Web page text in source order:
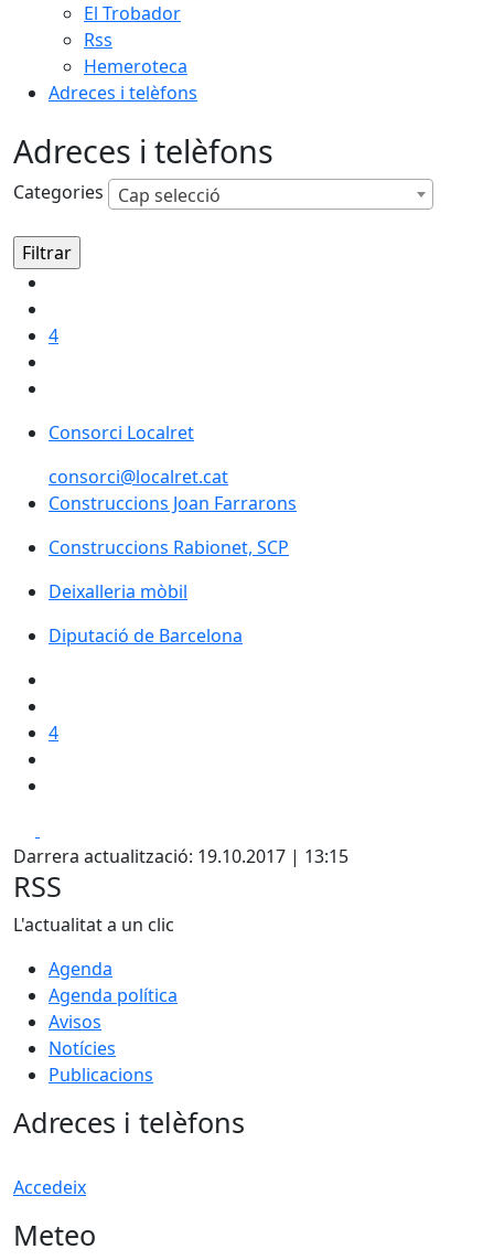
El Trobador
Rss
Hemeroteca
Adreces i telèfons
Adreces i telèfons
Categories Cap selecció
4
Consorci Localret
consorci@localret.cat
Construccions Joan Farrarons
Construccions Rabionet, SCP
Deixalleria mòbil
Diputació de Barcelona
Diputació de Barcelona
4
Darrera actualització: 19.10.2017 | 13:15
RSS
L'actualitat a un clic
Agenda
Agenda política
Avisos
Notícies
Publicacions
Adreces i telèfons
Accedeix
Meteo